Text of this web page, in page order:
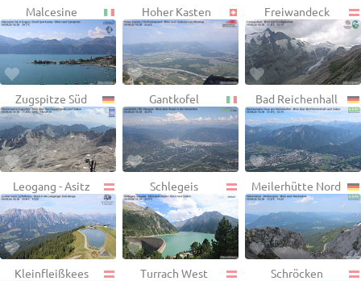
Malcesine Hoher Kasten Freiwandeck
Zugspitze Süd Gantkofel Bad Reichenhall
Leogang - Asitz Schlegeis Meilerhütte Nord
Kleinfleißkees Turrach West Schröcken